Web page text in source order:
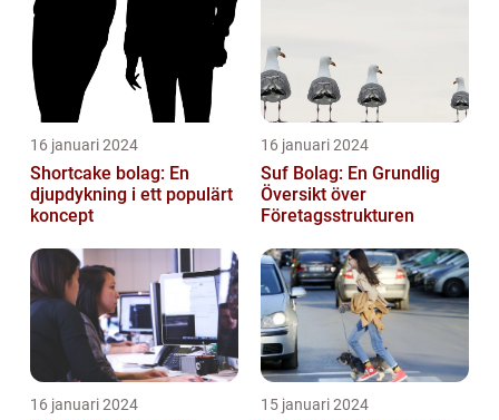
16 januari 2024
Shortcake bolag: En
djupdykning i ett populärt
koncept
16 januari 2024
Suf Bolag: En Grundlig
Översikt över
Företagsstrukturen
16 januari 2024 15 januari 2024